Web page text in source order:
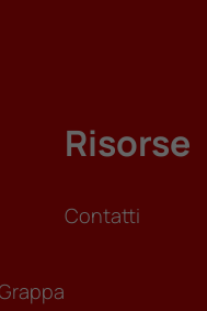
Risorse
Contatti